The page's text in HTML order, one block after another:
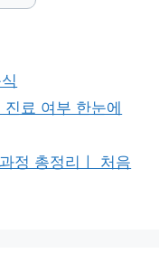
료 여부 한눈에
정 총정리ㅣ 처음